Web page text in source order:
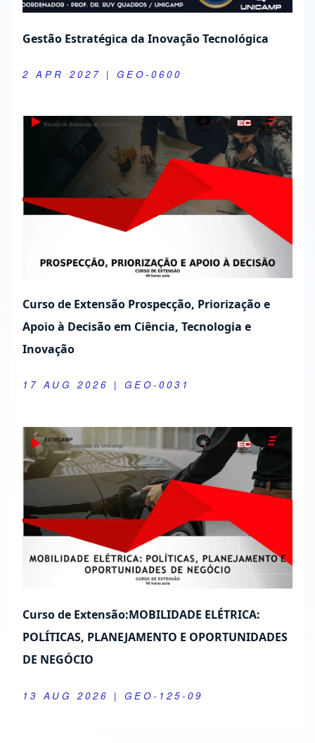
Gestão Estratégica da Inovação Tecnológica
2 APR 2027 | GEO-0600
Curso de Extensão Prospecção, Priorização e
Apoio à Decisão em Ciência, Tecnologia e
Inovação
17 AUG 2026 | GEO-0031
Curso de Extensão:MOBILIDADE ELÉTRICA:
POLÍTICAS, PLANEJAMENTO E OPORTUNIDADES
DE NEGÓCIO
13 AUG 2026 | GEO-125-09